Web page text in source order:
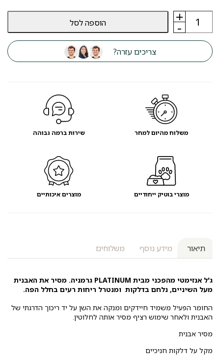
-
כמות
ג‘ל
אנזימטי
לכלבים
פלטינום
PLATINUM
+ הוספה לסל
צריכים עזרה?
תיאור מידע נוסף משלוחים
ג'ל אנזימטי מהפכני מבית PLATINUM גרמניה. מסיר את האבנית
מעל השיניים, נלחם בדלקות ומנטרל ריחות רעים בחלל הפה.
החומר הפעיל משמיד חיידקים ומנקה את השן על יד ריכוך הדרגתי של
האבנית ולאחר שימוש רציף מסיר אותה לחלוטין.
מסיר אבנית
מקל על דלקות חניכיים
משלוח מהיום למחר שירות ברמה גבוהה
מוצרי בוטיק ייחודיים מוצרים איכותיים